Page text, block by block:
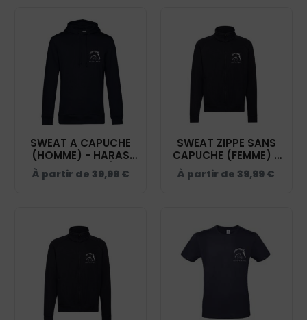
SWEAT A CAPUCHE
(HOMME) - HARAS
DES PETITS PRÉS -
NAVY - BCU33B
À partir de 39,99 €
SWEAT ZIPPE SANS
CAPUCHE (FEMME) -
HARAS DES PETITS
PRÉS - NAVY - 021039
À partir de 39,99 €